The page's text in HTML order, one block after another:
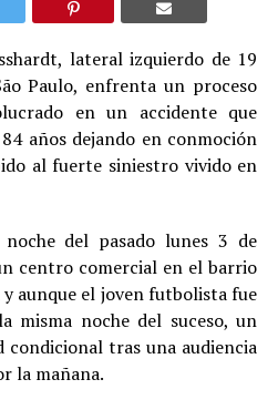
lateral izquierdo de 19
Paulo, enfrenta un proceso
en un accidente que
años dejando en conmoción
al fuerte siniestro vivido en
del pasado lunes 3 de
centro comercial en el barrio
aunque el joven futbolista fue
misma noche del suceso, un
tras una audiencia
la mañana.